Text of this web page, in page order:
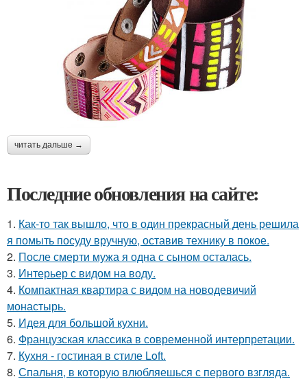
читать дальше →
Последние обновления на сайте:
1. Как-то так вышло, что в один прекрасный день решила
я помыть посуду вручную, оставив технику в покое.
2. После смерти мужа я одна с сыном осталась.
3. Интерьер с видом на воду.
4. Компактная квартира с видом на новодевичий
монастырь.
5. Идея для большой кухни.
6. Французская классика в современной интерпретации.
7. Кухня - гостиная в стиле Loft.
8. Спальня, в которую влюбляешься с первого взгляда.